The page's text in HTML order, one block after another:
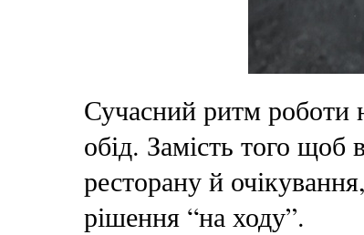
Сучасний ритм роботи
обід. Замість того
ресторану й
рішення “на ходу”.